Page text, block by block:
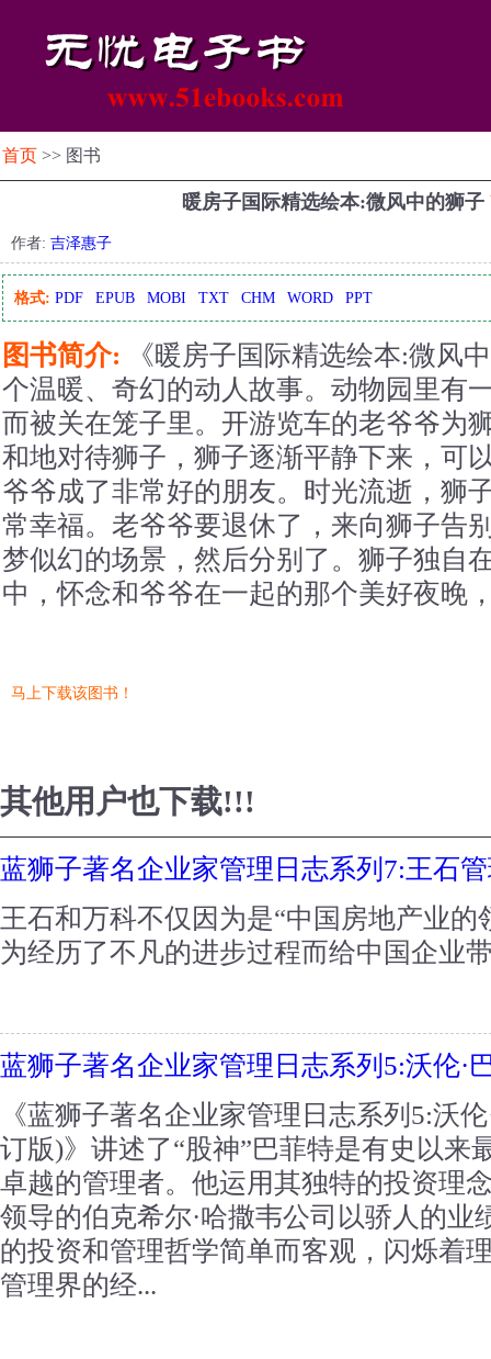
首页 >> 图书
暖房子国际精选绘本:微风中的狮子
作者: 吉泽惠子
格式: PDF EPUB MOBI TXT CHM WORD PPT
图书简介: 《暖房子国际精选绘本:微风
个温暖、奇幻的动人故事。动物园里有
而被关在笼子里。开游览车的老爷爷为
和地对待狮子，狮子逐渐平静下来，可
爷爷成了非常好的朋友。时光流逝，狮
常幸福。老爷爷要退休了，来向狮子告
梦似幻的场景，然后分别了。狮子独自
中，怀念和爷爷在一起的那个美好夜晚
马上下载该图书！
其他用户也下载!!!
蓝狮子著名企业家管理日志系列7:王石
王石和万科不仅因为是“中国房地产业的
为经历了不凡的进步过程而给中国企业
蓝狮子著名企业家管理日志系列5:沃伦·
《蓝狮子著名企业家管理日志系列5:沃
订版)》讲述了“股神”巴菲特是有史以来
卓越的管理者。他运用其独特的投资理
领导的伯克希尔·哈撒韦公司以骄人的业
的投资和管理哲学简单而客观，闪烁着
管理界的经...